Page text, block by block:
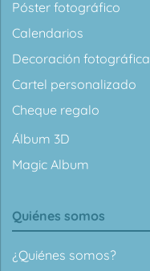
Póster fotográfico
Calendarios
Decoración fotográfica
Cartel personalizado
Cheque regalo
Álbum 3D
Magic Album
Quiénes somos
¿Quiénes somos?